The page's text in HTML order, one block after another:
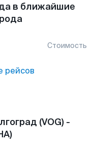
в ближайшие
Стоимость
рейсов
(VOG) -